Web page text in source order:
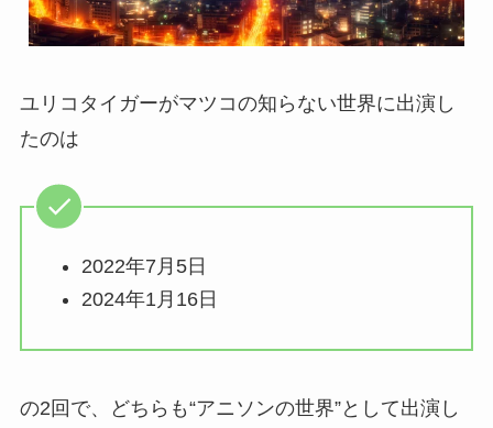
ユリコタイガーがマツコの知らない世界に出演し
たのは
2022年7月5日
2024年1月16日
の2回で、どちらも“アニソンの世界”として出演し